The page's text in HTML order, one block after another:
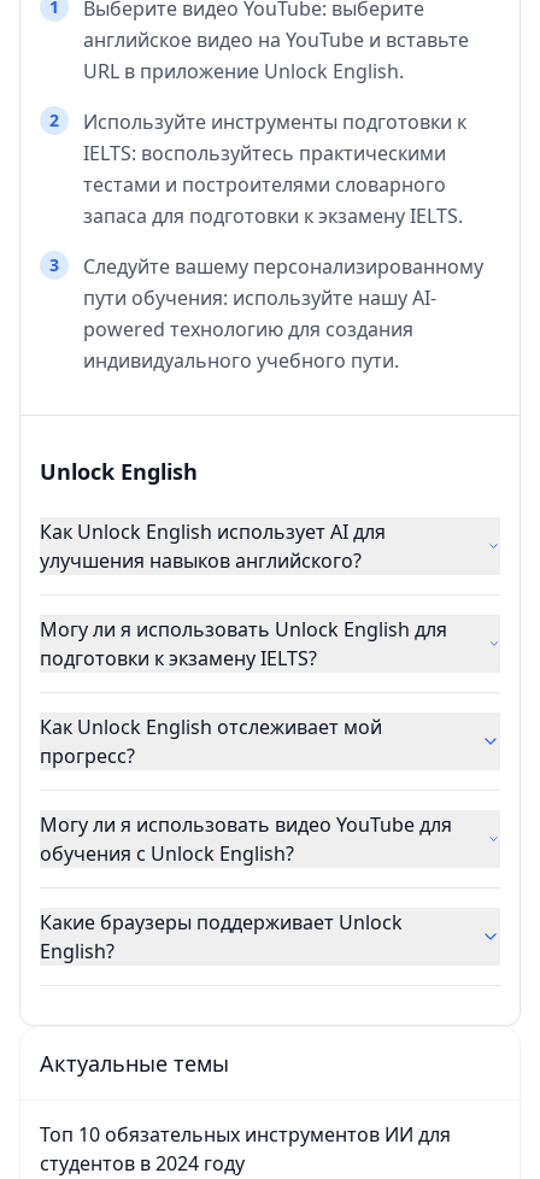
1
Выберите видео YouTube: выберите
английское видео на YouTube и вставьте
URL в приложение Unlock English.
2
Используйте инструменты подготовки к
IELTS: воспользуйтесь практическими
тестами и построителями словарного
запаса для подготовки к экзамену IELTS.
3
Следуйте вашему персонализированному
пути обучения: используйте нашу AI-
powered технологию для создания
индивидуального учебного пути.
Unlock English
Как Unlock English использует AI для
улучшения навыков английского?
Могу ли я использовать Unlock English для
подготовки к экзамену IELTS?
Как Unlock English отслеживает мой
прогресс?
Могу ли я использовать видео YouTube для
обучения с Unlock English?
Какие браузеры поддерживает Unlock
English?
Актуальные темы
Топ 10 обязательных инструментов ИИ для
студентов в 2024 году